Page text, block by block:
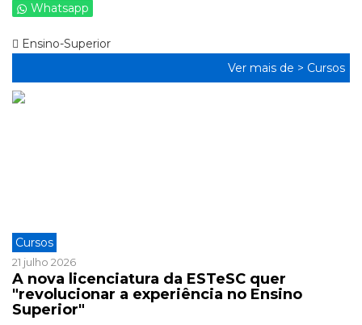
Whatsapp
Ensino-Superior
Ver mais de > Cursos
Cursos
21 julho 2026
A nova licenciatura da ESTeSC quer
"revolucionar a experiência no Ensino
Superior"